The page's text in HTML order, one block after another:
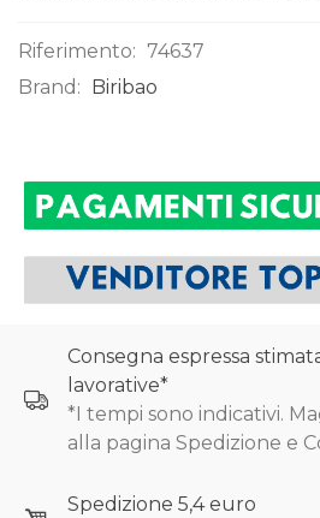
Riferimento: 74637
Brand: Biribao
Consegna espressa
lavorative*
*I tempi sono indicativi.
alla pagina Spedizione e
Spedizione 5,4 euro